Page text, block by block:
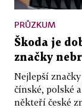
PRŮZKUM
Škoda je
značky
Nejlepší
čínské, polské
někteří české